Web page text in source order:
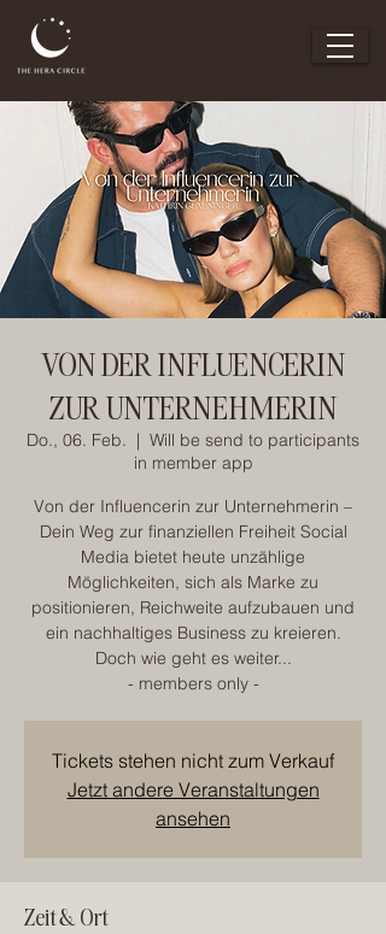
VON DER INFLUENCERIN
ZUR UNTERNEHMERIN
Do., 06. Feb.
  |
Will be send to participants
in member app
Von der Influencerin zur Unternehmerin –
Dein Weg zur finanziellen Freiheit Social
Media bietet heute unzählige
Möglichkeiten, sich als Marke zu
positionieren, Reichweite aufzubauen und
ein nachhaltiges Business zu kreieren.
Doch wie geht es weiter...
- members only -
Tickets stehen nicht zum Verkauf
Jetzt andere Veranstaltungen
ansehen
Zeit & Ort